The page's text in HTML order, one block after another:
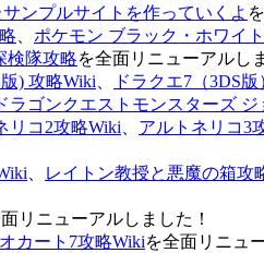
ンプルサイトを作っていくよ
ポケモン ブラック・ホワイ
検隊攻略を全面リニューアルし
) 攻略Wiki ドラクエ7（3DS
ラゴンクエストモンスターズ
リコ2攻略Wiki アルトネリコ3
レイトン教授と悪魔の箱攻
リニューアルしました！
カート7攻略Wikiを全面リニュ